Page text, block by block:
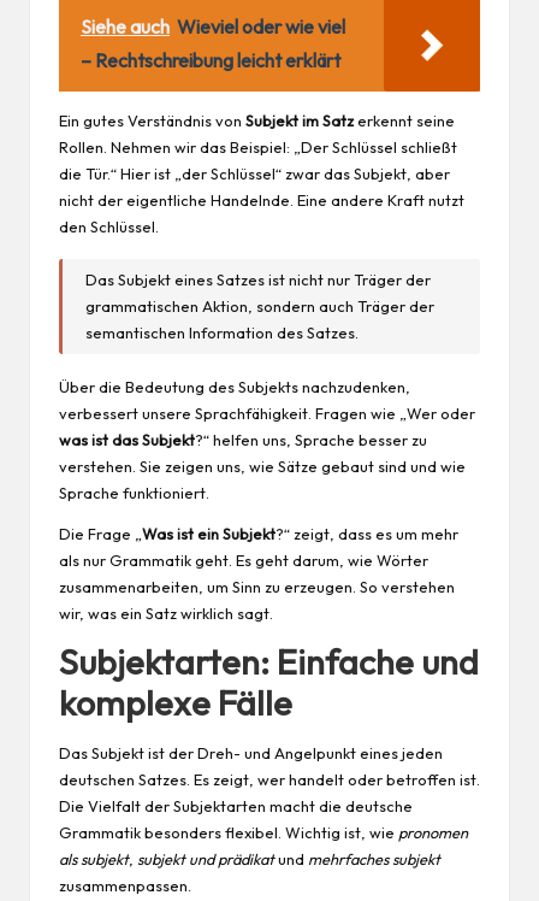
Siehe auch Wieviel oder wie viel
– Rechtschreibung leicht erklärt
Ein gutes Verständnis von Subjekt im Satzerkennt seine
Rollen. Nehmen wir das Beispiel: „Der Schlüssel schließt
die Tür.“ Hier ist „der Schlüssel“ zwar das Subjekt, aber
nicht der eigentliche Handelnde. Eine andere Kraft nutzt
den Schlüssel.
Das Subjekt eines Satzes ist nicht nur Träger der
grammatischen Aktion, sondern auch Träger der
semantischenInformation des Satzes.
Über die Bedeutung des Subjekts nachzudenken,
verbessert unsere Sprachfähigkeit. Fragen wie „Wer oder
was ist das Subjekt?“ helfen uns, Sprache besser zu
verstehen. Sie zeigen uns, wie Sätze gebaut sind und wie
Sprache funktioniert.
Die Frage „ Was ist ein Subjekt?“ zeigt, dass es um mehr
als nur Grammatik geht. Es geht darum, wie Wörter
zusammenarbeiten, um Sinn zu erzeugen. So verstehen
wir, was ein Satz wirklich sagt.
Subjektarten: Einfache und
komplexe Fälle
Das Subjekt ist der Dreh- und Angelpunkt einesjeden
deutschen Satzes. Es zeigt, wer handelt oder betroffen ist.
Die Vielfalt der Subjektarten macht die deutsche
Grammatik besonders flexibel. Wichtig ist, wie pronomen
als subjekt, subjekt und prädikatund mehrfaches subjekt
zusammenpassen.